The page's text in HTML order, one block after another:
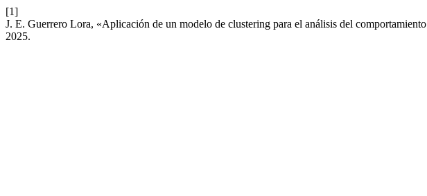
[1]
J. E. Guerrero Lora, «Aplicación de un modelo de clustering para el análisis del
2025.